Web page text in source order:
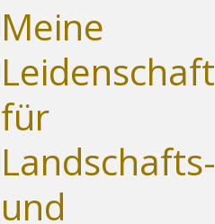
Meine
Leidenschaft
für
Landschafts-
und